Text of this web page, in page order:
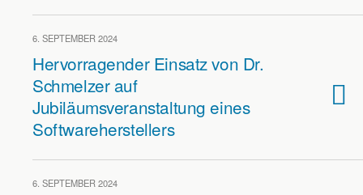
6. SEPTEMBER 2024
Hervorragender Einsatz von Dr.
Schmelzer auf
Jubiläumsveranstaltung eines
Softwareherstellers
6. SEPTEMBER 2024